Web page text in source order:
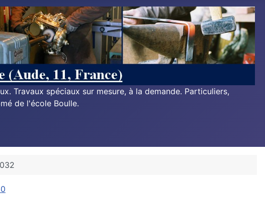
Travaux spéciaux sur mesure, à la demande. Particuliers,
de l'école Boulle.